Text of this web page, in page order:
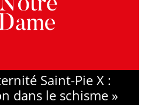
Saint-Pie X :
dans le schisme »